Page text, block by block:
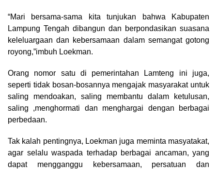
“Mari bersama-sama kita tunjukan bahwa Kabupaten
Lampung Tengah dibangun dan berpondasikan suasana
keleluargaan dan kebersamaan dalam semangat gotong
royong,”imbuh Loekman.
Orang nomor satu di pemerintahan Lamteng ini juga,
seperti tidak bosan-bosannya mengajak masyarakat untuk
saling mendoakan, saling membantu dalam ketulusan,
saling ,menghormati dan menghargai dengan berbagai
perbedaan.
Tak kalah pentingnya, Loekman juga meminta masyatakat,
agar selalu waspada terhadap berbagai ancaman, yang
dapat mengganggu kebersamaan, persatuan dan